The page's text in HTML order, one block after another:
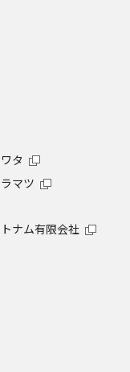
タ
マツ
ナム有限会社